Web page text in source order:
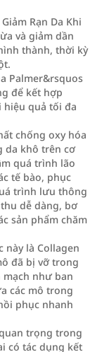
Rạn Da Khi
và giảm dần
thành, thời kỳ
Palmer&rsquos
để kết hợp
hiệu quả tối đa
chống oxy hóa
da khô trên cơ
quá trình lão
tế bào, phục
trình lưu thông
dễ dàng, bơ
sản phẩm chăm
này là Collagen
đã bị vỡ trong
như ban
các mô trong
phục nhanh
trọng trong
có tác dụng kết